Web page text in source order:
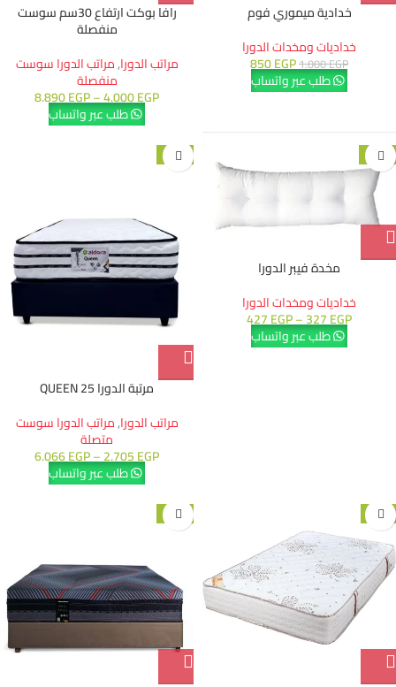
خدادية ميموري فوم
خداديات ومخدات الدورا
1.000EGP
850EGP
طلب عبر واتساب
رافا بوكت ارتفاع 30سم سوست
منفصلة
مراتب الدورا,مراتب الدورا سوست
منفصلة
4.000EGP
–
8.890EGP
طلب عبر واتساب
-10%
مخدة فيبر الدورا
خداديات ومخدات الدورا
327EGP
–
427EGP
طلب عبر واتساب
-10%
مرتبة الدورا 25 QUEEN
مراتب الدورا,مراتب الدورا سوست
متصلة
2.705EGP
–
6.066EGP
طلب عبر واتساب
-5%
-20%